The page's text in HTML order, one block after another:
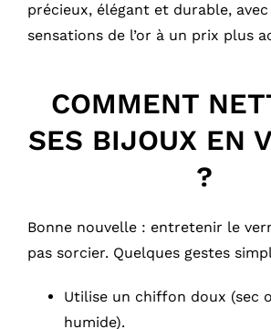
précieux, élégant et durable,
sensations de l’or à un prix plus
COMMENT
SES BIJOUX EN
?
Bonne nouvelle : entretenir le
pas sorcier. Quelques gestes
Utilise un chiffon doux (sec
humide).